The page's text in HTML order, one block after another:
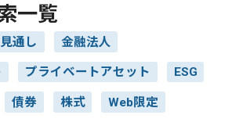
一覧
通し 金融法人
プライベートアセット ESG
債券 株式 Web限定